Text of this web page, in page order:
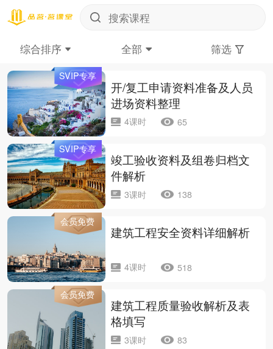
综合排序 全部 筛选
SVIP专享
开/复工申请资料准备及人员
进场资料整理
4课时 65
SVIP专享
竣工验收资料及组卷归档文
件解析
3课时 138
会员免费
建筑工程安全资料详细解析
4课时 518
会员免费
建筑工程质量验收解析及表
格填写
3课时 83